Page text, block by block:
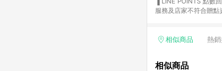
服務及店家不符合贈
享有 LINE POINTS 回饋。 (3) 若購買之訂單（包含預購商品）未符合樂天市場 45 天內完成訂單
會有時間差，如顯示之
相似商品 熱
相似商品